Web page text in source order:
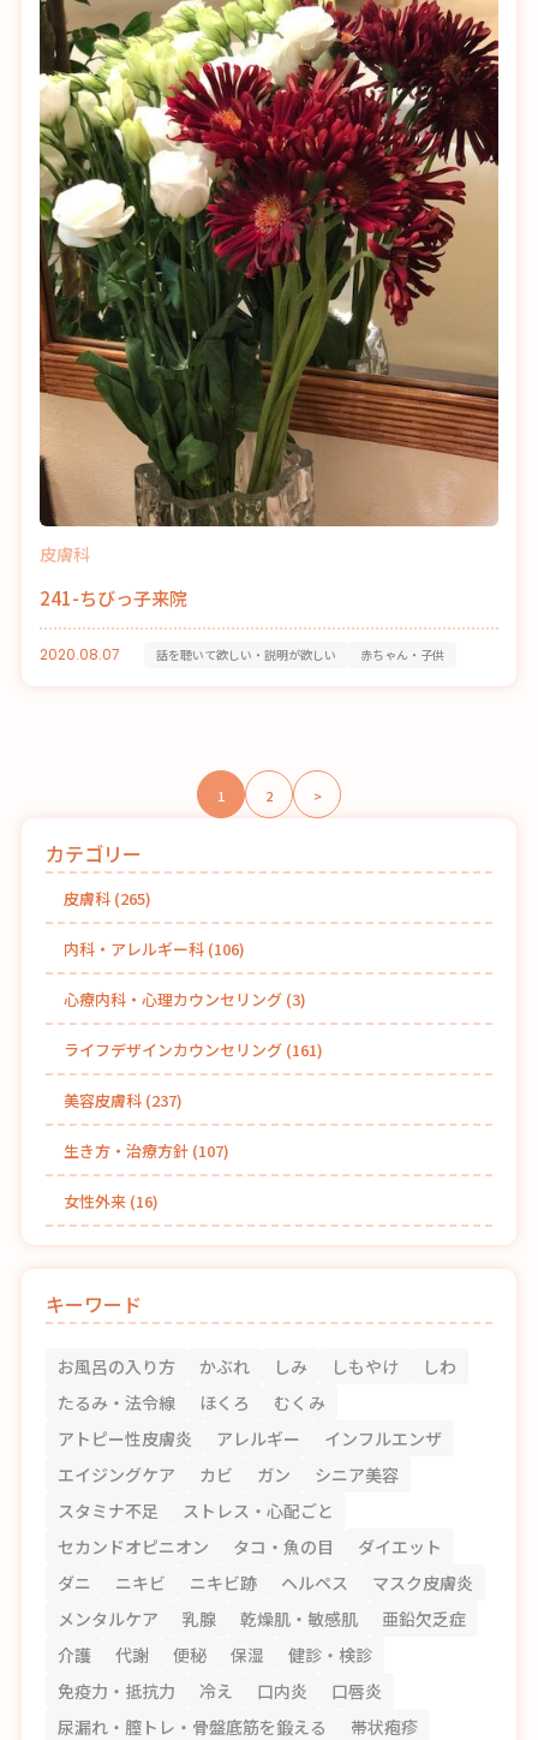
皮膚科
241-ちびっ子来院
2020.08.07 話を聴いて欲しい・説明が欲しい 赤ちゃん・子供
1 2 >
カテゴリー
皮膚科(265)
内科・アレルギー科(106)
心療内科・心理カウンセリング(3)
ライフデザインカウンセリング(161)
美容皮膚科(237)
生き方・治療方針(107)
女性外来(16)
キーワード
お風呂の入り方 かぶれ しみ しもやけ
しわ
たるみ・法令線
ほくろ
むくみ
アトピー性皮膚炎
アレルギー
インフルエンザ
エイジングケア
カビ ガン
シニア美容
スタミナ不足
ストレス・心配ごと
セカンドオピニオン
タコ・魚の目
ダイエット
ダニ
ニキビ ニキビ跡 ヘルペス
マスク皮膚炎
メンタルケア
乳腺 乾燥肌・敏感肌
亜鉛欠乏症
介護
代謝 便秘 保湿
健診・検診
免疫力・抵抗力
冷え 口内炎
口唇炎
尿漏れ・膣トレ・骨盤底筋を鍛える
帯状疱疹